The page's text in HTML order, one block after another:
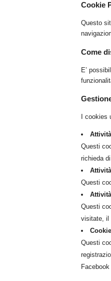
Cookie
Questo
Come
E’
I
Questi
richieda
Questi
Questi
visitate, il
Questi